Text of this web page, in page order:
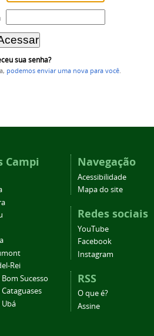
sua senha?
podemos enviar uma nova para você.
Campi
Rei
Sucesso
Ubá
Navegação
Acessibilidade
Mapa do site
Redes sociais
YouTube
Facebook
Instagram
RSS
O que é?
Assine